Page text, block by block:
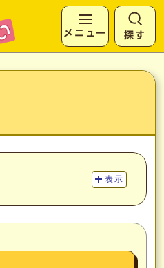
メニュー 探す
表示